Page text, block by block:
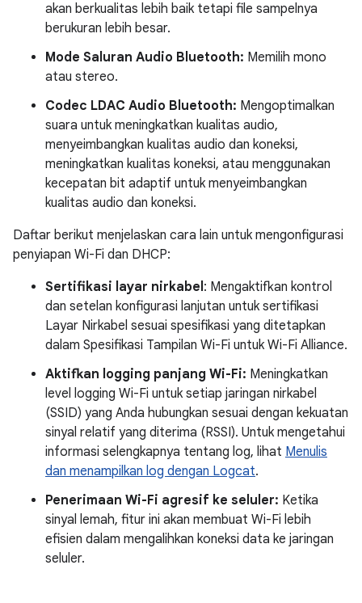
akan berkualitas lebih baik tetapi file sampelnya
berukuran lebih besar.
Mode Saluran Audio Bluetooth: Memilih mono
atau stereo.
Codec LDAC Audio Bluetooth: Mengoptimalkan
suara untuk meningkatkan kualitas audio,
menyeimbangkan kualitas audio dan koneksi,
meningkatkan kualitas koneksi, atau menggunakan
kecepatan bit adaptif untuk menyeimbangkan
kualitas audio dan koneksi.
Daftar berikut menjelaskan cara lain untuk mengonfigurasi
penyiapan Wi-Fi dan DHCP:
Sertifikasi layar nirkabel: Mengaktifkan kontrol
dan setelan konfigurasi lanjutan untuk sertifikasi
Layar Nirkabel sesuai spesifikasi yang ditetapkan
dalam Spesifikasi Tampilan Wi-Fi untuk Wi-Fi Alliance.
Aktifkan logging panjang Wi-Fi: Meningkatkan
level logging Wi-Fi untuk setiap jaringan nirkabel
(SSID) yang Anda hubungkan sesuai dengan kekuatan
sinyal relatif yang diterima (RSSI). Untuk mengetahui
informasi selengkapnya tentang log, lihat Menulis
dan menampilkan log dengan Logcat.
Penerimaan Wi-Fi agresif ke seluler: Ketika
sinyal lemah, fitur ini akan membuat Wi-Fi lebih
efisien dalam mengalihkan koneksi data ke jaringan
seluler.